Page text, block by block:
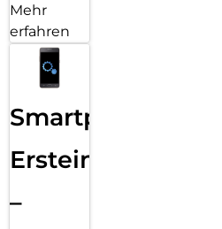
Mehr
erfahren
Smartphone
Ersteinrichtung
–